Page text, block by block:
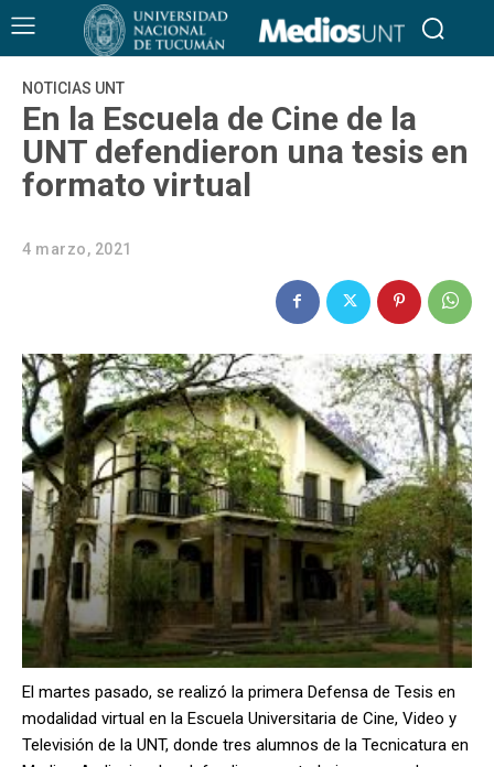
NOTICIAS UNT
En la Escuela de Cine de la
UNT defendieron una tesis en
formato virtual
4 marzo, 2021
El martes pasado, se realizó la primera Defensa de Tesis en
modalidad virtual en la Escuela Universitaria de Cine, Video y
Televisión de la UNT, donde tres alumnos de la Tecnicatura en